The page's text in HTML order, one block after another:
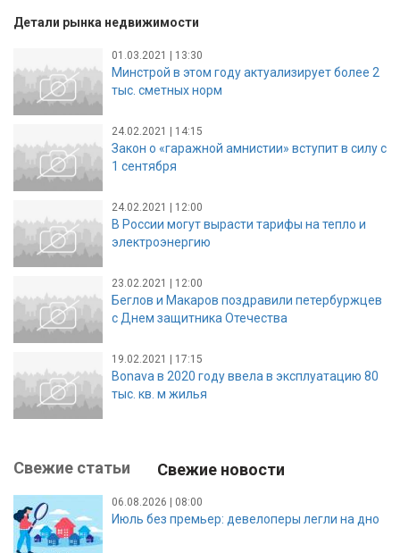
Детали рынка недвижимости
01.03.2021 | 13:30
Минстрой в этом году актуализирует более 2
тыс. сметных норм
24.02.2021 | 14:15
Закон о «гаражной амнистии» вступит в силу с
1 сентября
24.02.2021 | 12:00
В России могут вырасти тарифы на тепло и
электроэнергию
23.02.2021 | 12:00
Беглов и Макаров поздравили петербуржцев
с Днем защитника Отечества
19.02.2021 | 17:15
Bonava в 2020 году ввела в эксплуатацию 80
тыс. кв. м жилья
Свежие статьи Свежие новости
06.08.2026 | 08:00
Июль без премьер: девелоперы легли на дно